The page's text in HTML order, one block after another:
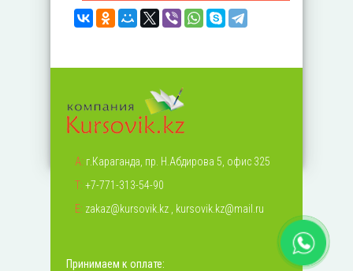
А: г.Караганда, пр. Н.Абдирова 5, офис 325
Т: +7-771-313-54-90
Е: zakaz@kursovik.kz kursovik.kz@mail.ru
Принимаем к оплате: